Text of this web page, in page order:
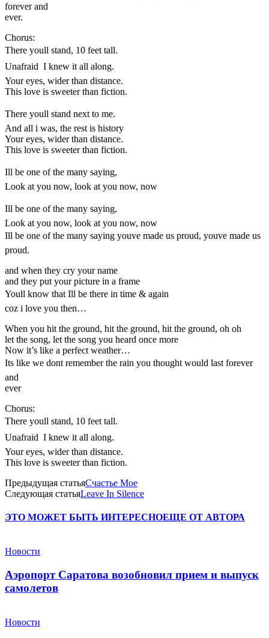
forever and
ever.
Chorus:
There youll stand, 10 feet tall.
Unafraid  I knew it all along.
Your eyes, wider than distance.
This love is sweeter than fiction.
There youll stand next to me.
And all i was, the rest is history
Your eyes, wider than distance.
This love is sweeter than fiction.
Ill be one of the many saying,
Look at you now, look at you now, now
Ill be one of the many saying,
Look at you now, look at you now, now
Ill be one of the many saying youve made us proud, youve made us
proud.
and when they cry your name
and they put your picture in a frame
Youll know that Ill be there in time & again
coz i love you then…
When you hit the ground, hit the ground, hit the ground, oh oh
let the song, let the song you heard once more
Now it’s like a perfect weather…
Its like we dont remember the rain you thought would last forever
and
ever
Chorus:
There youll stand, 10 feet tall.
Unafraid  I knew it all along.
Your eyes, wider than distance.
This love is sweeter than fiction.
Предыдущая статьяСчастье Мое
Следующая статьяLeave In Silence
ЭТО МОЖЕТ БЫТЬ ИНТЕРЕСНОЕЩЕ ОТ АВТОРА
Новости
Аэропорт Саратова возобновил прием и выпуск
самолетов
Новости